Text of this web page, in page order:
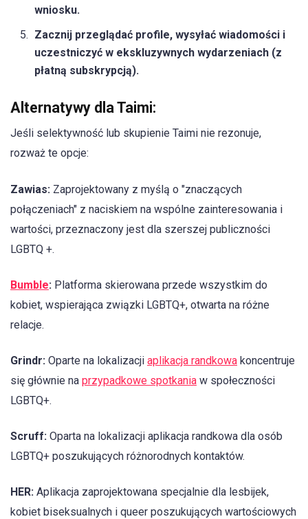
wniosku.
Zacznij przeglądać profile, wysyłać wiadomości i
uczestniczyć w ekskluzywnych wydarzeniach (z
płatną subskrypcją).
Alternatywy dla Taimi:
Jeśli selektywność lub skupienie Taimi nie rezonuje,
rozważ te opcje:
Zawias: Zaprojektowany z myślą o "znaczących
połączeniach" z naciskiem na wspólne zainteresowania i
wartości, przeznaczony jest dla szerszej publiczności
LGBTQ +.
Bumble: Platforma skierowana przede wszystkim do
kobiet, wspierająca związki LGBTQ+, otwarta na różne
relacje.
Grindr: Oparte na lokalizacji aplikacja randkowa koncentruje
się głównie na przypadkowe spotkania w społeczności
LGBTQ+.
Scruff: Oparta na lokalizacji aplikacja randkowa dla osób
LGBTQ+ poszukujących różnorodnych kontaktów.
HER: Aplikacja zaprojektowana specjalnie dla lesbijek,
kobiet biseksualnych i queer poszukujących wartościowych